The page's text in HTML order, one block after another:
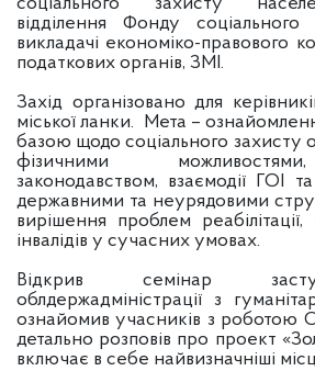
відділення Фонду соціального
викладачі економіко-правового
податкових органів, ЗМІ.
Захід організовано для
міської ланки. Мета –
базою щодо соціального захисту
фізичними
законодавством, взаємодії ГОІ
державними та неурядовими
вирішення проблем
інвалідів у сучасних умовах.
Відкрив семінар
облдержадміністрації з
ознайомив учасників з роботою
детально розповів про проект
включає в себе найвизначніші